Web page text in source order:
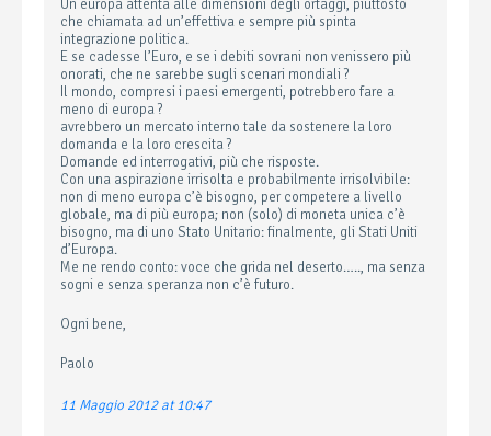
Un europa attenta alle dimensioni degli ortaggi, piuttosto
che chiamata ad un’effettiva e sempre più spinta
integrazione politica.
E se cadesse l’Euro, e se i debiti sovrani non venissero più
onorati, che ne sarebbe sugli scenari mondiali ?
Il mondo, compresi i paesi emergenti, potrebbero fare a
meno di europa ?
avrebbero un mercato interno tale da sostenere la loro
domanda e la loro crescita ?
Domande ed interrogativi, più che risposte.
Con una aspirazione irrisolta e probabilmente irrisolvibile:
non di meno europa c’è bisogno, per competere a livello
globale, ma di più europa; non (solo) di moneta unica c’è
bisogno, ma di uno Stato Unitario: finalmente, gli Stati Uniti
d’Europa.
Me ne rendo conto: voce che grida nel deserto….., ma senza
sogni e senza speranza non c’è futuro.
Ogni bene,
Paolo
11 Maggio 2012 at 10:47